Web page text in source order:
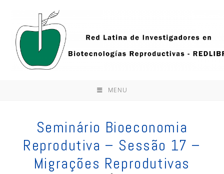
conteúdo
MENU
Seminário Bioeconomia
Reprodutiva – Sessão 17 –
Migrações Reprodutivas